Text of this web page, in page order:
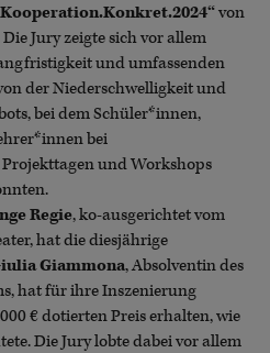
von
Jury zeigte sich vor allem
und umfassenden
der Niederschwelligkeit und
bei dem Schüler*innen,
bei
und Workshops
Regie, ko-ausgerichtet vom
hat die diesjährige
Giammona, Absolventin des
hat für ihre Inszenierung
€ dotierten Preis erhalten, wie
Die Jury lobte dabei vor allem